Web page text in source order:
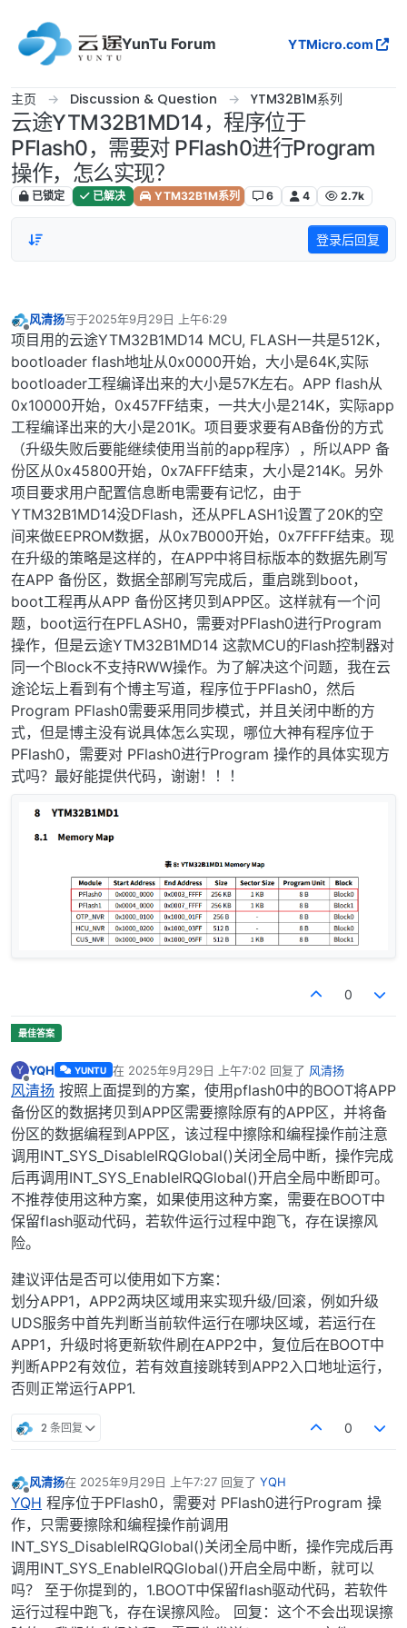
YunTu Forum
YTMicro.com
主页 Discussion & Question YTM32B1M系列
云途YTM32B1MD14，程序位于
PFlash0，需要对 PFlash0进行Program
操作，怎么实现？
已锁定 已解决 YTM32B1M系列 6 4 2.7k
登录后回复
离线
风清扬写于2025年9月29日 上午6:29
最后由 编辑
项目用的云途YTM32B1MD14 MCU, FLASH一共是512K，
bootloader flash地址从0x0000开始，大小是64K,实际
bootloader工程编译出来的大小是57K左右。APP flash从
0x10000开始，0x457FF结束，一共大小是214K，实际app
工程编译出来的大小是201K。项目要求要有AB备份的方式
（升级失败后要能继续使用当前的app程序），所以APP 备
份区从0x45800开始，0x7AFFF结束，大小是214K。另外
项目要求用户配置信息断电需要有记忆，由于
YTM32B1MD14没DFlash，还从PFLASH1设置了20K的空
间来做EEPROM数据，从0x7B000开始，0x7FFFF结束。现
在升级的策略是这样的，在APP中将目标版本的数据先刷写
在APP 备份区，数据全部刷写完成后，重启跳到boot，
boot工程再从APP 备份区拷贝到APP区。这样就有一个问
题，boot运行在PFLASH0，需要对PFlash0进行Program
操作，但是云途YTM32B1MD14 这款MCU的Flash控制器对
同一个Block不支持RWW操作。为了解决这个问题，我在云
途论坛上看到有个博主写道，程序位于PFlash0，然后
Program PFlash0需要采用同步模式，并且关闭中断的方
式，但是博主没有说具体怎么实现，哪位大神有程序位于
PFlash0，需要对 PFlash0进行Program 操作的具体实现方
式吗？最好能提供代码，谢谢！！！
0
Y
离线
YQH YUNTU 在 2025年9月29日 上午7:02 回复了 风清扬
最后由 编辑
风清扬 按照上面提到的方案，使用pflash0中的BOOT将APP
备份区的数据拷贝到APP区需要擦除原有的APP区，并将备
份区的数据编程到APP区，该过程中擦除和编程操作前注意
调用INT_SYS_DisableIRQGlobal()关闭全局中断，操作完成
后再调用INT_SYS_EnableIRQGlobal()开启全局中断即可。
不推荐使用这种方案，如果使用这种方案，需要在BOOT中
保留flash驱动代码，若软件运行过程中跑飞，存在误擦风
险。
建议评估是否可以使用如下方案：
划分APP1，APP2两块区域用来实现升级/回滚，例如升级
UDS服务中首先判断当前软件运行在哪块区域，若运行在
APP1，升级时将更新软件刷在APP2中，复位后在BOOT中
判断APP2有效位，若有效直接跳转到APP2入口地址运行，
否则正常运行APP1.
2 条回复 0
离线
风清扬在 2025年9月29日 上午7:27 回复了 YQH
最后由 编辑
YQH 程序位于PFlash0，需要对 PFlash0进行Program 操
作，只需要擦除和编程操作前调用
INT_SYS_DisableIRQGlobal()关闭全局中断，操作完成后再
调用INT_SYS_EnableIRQGlobal()开启全局中断，就可以
吗？ 至于你提到的，1.BOOT中保留flash驱动代码，若软件
运行过程中跑飞，存在误擦风险。 回复：这个不会出现误擦